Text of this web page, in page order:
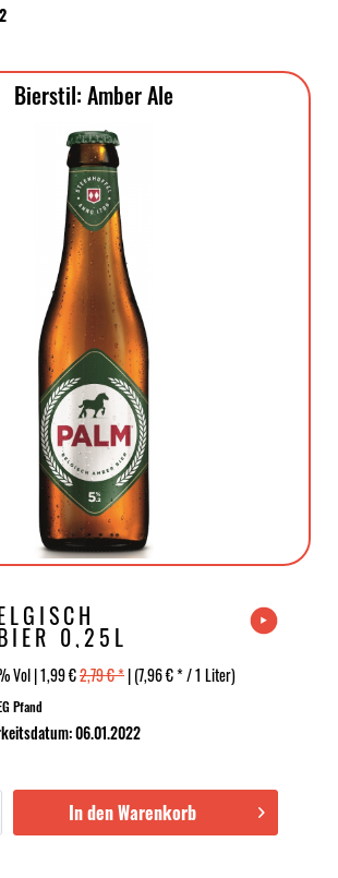
2
Bierstil: Amber Ale
0,25L
Vol | 1,99 €2,79 € *| (7,96 € * / 1 Liter)
Pfand
06.01.2022
In den Warenkorb